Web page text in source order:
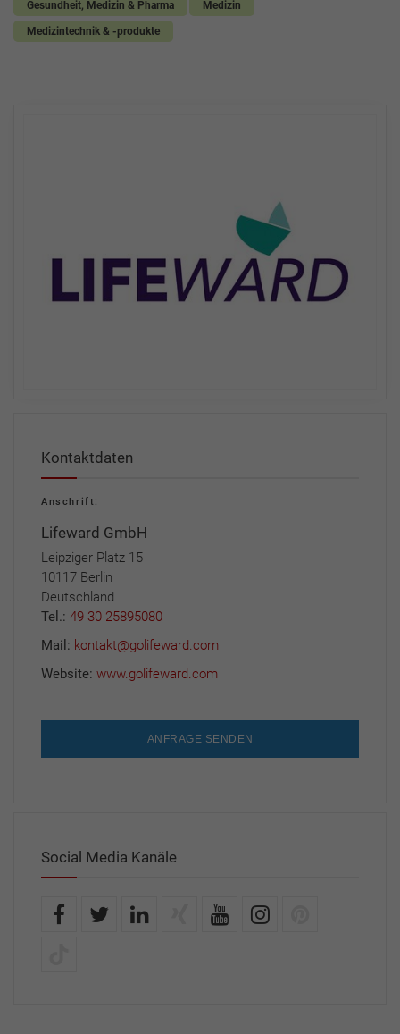
Gesundheit, Medizin & Pharma Medizin
Medizintechnik & -produkte
Kontaktdaten
Anschrift:
Lifeward GmbH
Leipziger Platz 15
10117 Berlin
Deutschland
Tel.: 49 30 25895080
Mail: kontakt@golifeward.com
Website: www.golifeward.com
ANFRAGE SENDEN
Social Media Kanäle